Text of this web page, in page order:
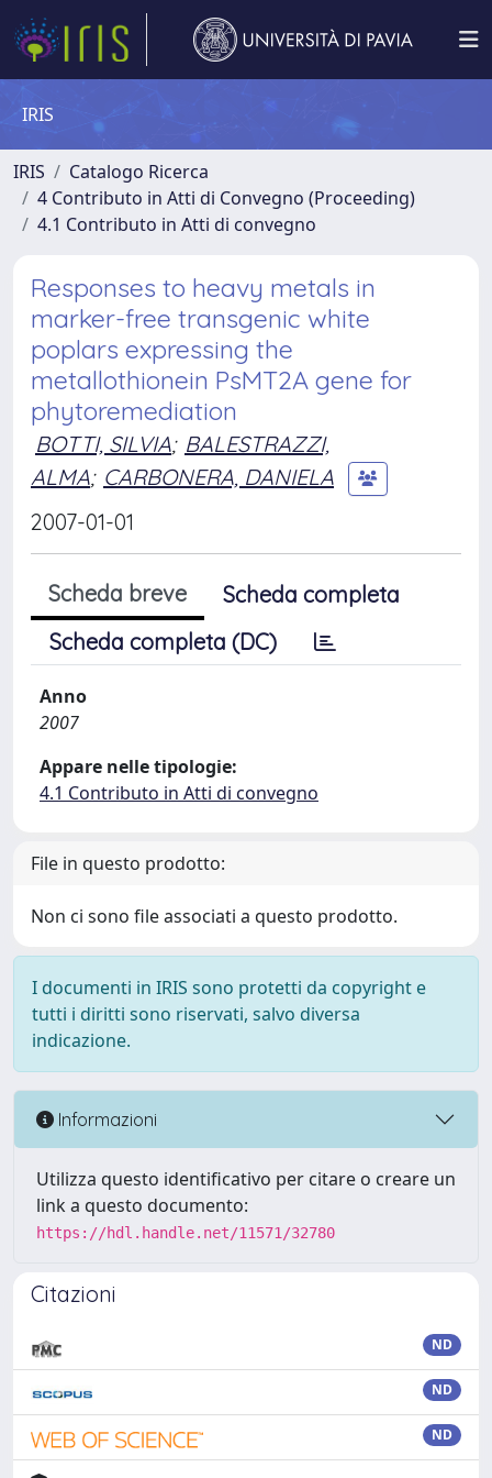
IRIS
IRIS
Catalogo Ricerca
4 Contributo in Atti di Convegno (Proceeding)
4.1 Contributo in Atti di convegno
Responses to heavy metals in
marker-free transgenic white
poplars expressing the
metallothionein PsMT2A gene for
phytoremediation
BOTTI, SILVIA; BALESTRAZZI,
ALMA; CARBONERA, DANIELA
2007-01-01
Scheda breve
Scheda completa
Scheda completa (DC)
Anno
2007
Appare nelle tipologie:
4.1 Contributo in Atti di convegno
File in questo prodotto:
Non ci sono file associati a questo prodotto.
I documenti in IRIS sono protetti da copyright e
tutti i diritti sono riservati, salvo diversa
indicazione.
Informazioni
Utilizza questo identificativo per citare o creare un
link a questo documento:
https://hdl.handle.net/11571/32780
Citazioni
ND
ND
ND